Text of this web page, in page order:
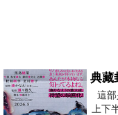
典藏
這
上下